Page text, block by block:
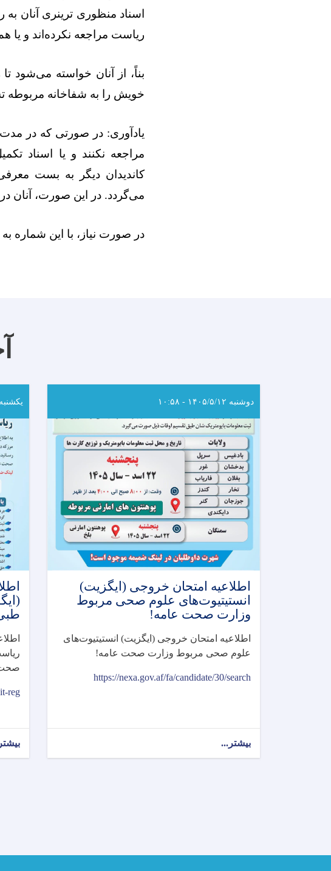
اسناد منظوری ترینری آنان
ریاست مراجعه نکرده‌اند و یا
بناً، از آنان خواسته می‌شود
خویش را به شفاخانه مربوطه
یادآوری: در صورتی که در
مراجعه نکنند و یا اسناد
کاندیدان دیگر به بست
می‌گردد. در این صورت، آنان
در صورت نیاز، با این شماره به تماس
دوشنبه ۱۴۰۵/۵/۱۲ - ۱۰:۵۸
اطلاعیه امتحان خروجی (ایگزیت)
انستیتیوت‌های علوم صحی مربوط
وزارت صحت عامه!
اطلاعیه امتحان خروجی (ایگزیت) انستیتیوت‌های
علوم صحی مربوط وزارت صحت عامه!
https://nexa.gov.af/fa/candidate/30/search
بیشتر...
یکشنبه ۱۴۰۵/۵/۴ - ۸:۲۰
reg